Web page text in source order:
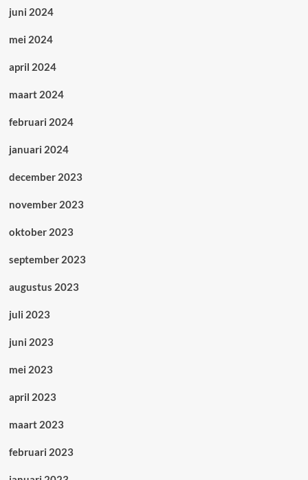
juni 2024
mei 2024
april 2024
maart 2024
februari 2024
januari 2024
december 2023
november 2023
oktober 2023
september 2023
augustus 2023
juli 2023
juni 2023
mei 2023
april 2023
maart 2023
februari 2023